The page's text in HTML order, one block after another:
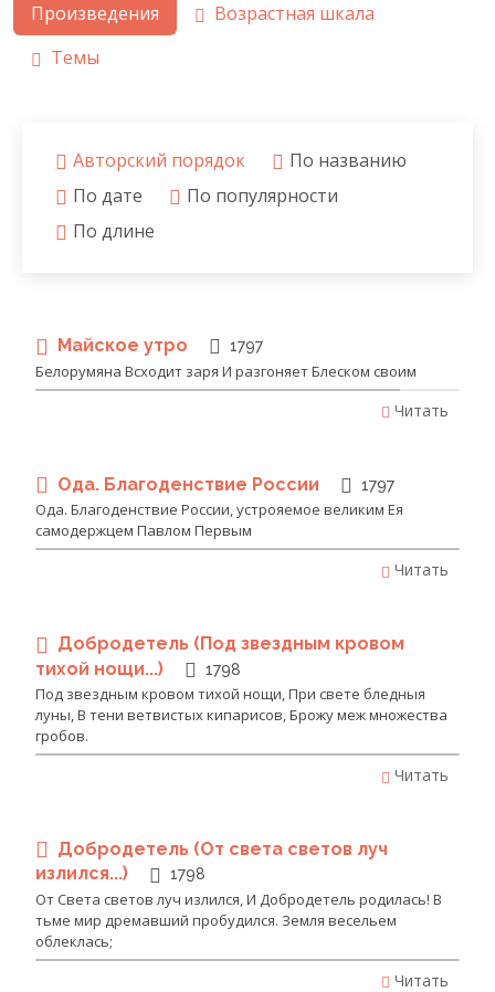
Произведения
Возрастная шкала
Темы
Авторский порядок
По названию
По дате
По популярности
По длине
Майское утро 1797
Белорумяна Всходит заря И разгоняет Блеском своим
Читать
Ода. Благоденствие России 1797
Ода. Благоденствие России, устрояемое великим Ея
самодержцем Павлом Первым
Читать
Добродетель (Под звездным кровом
тихой нощи...)
1798
Под звездным кровом тихой нощи, При свете бледныя
луны, В тени ветвистых кипарисов, Брожу меж множества
гробов.
Читать
Добродетель (От света светов луч
излился...)
1798
От Света светов луч излился, И Добродетель родилась! В
тьме мир дремавший пробудился. Земля весельем
облеклась;
Читать